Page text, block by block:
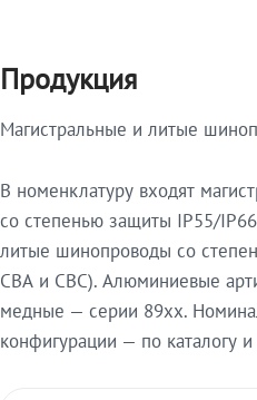
Продукция
Магистральные и литые
В номенклатуру входят
со степенью защиты IP55/
литые шинопроводы со
СВА и СВС). Алюминиевые
медные — серии 89xx.
конфигурации — по каталогу и